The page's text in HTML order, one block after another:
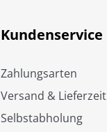
Kundenservice
Zahlungsarten
Versand & Lieferzeit
Selbstabholung